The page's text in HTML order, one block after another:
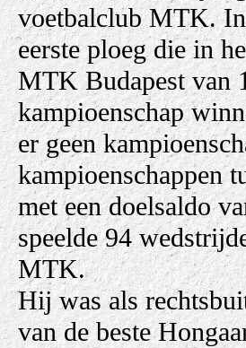
voetbalclub MTK.
eerste ploeg die in
MTK Budapest van
kampioenschap
er geen
kampioenschappen
met een doelsaldo
speelde 94
MTK.
Hij was als
van de beste